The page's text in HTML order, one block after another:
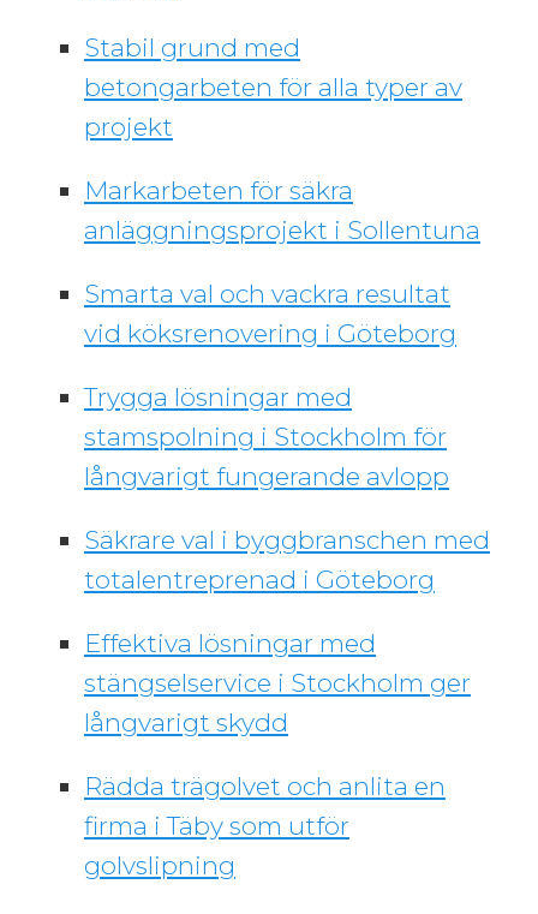
Stabil grund med
betongarbeten för alla typer av
projekt
Markarbeten för säkra
anläggningsprojekt i Sollentuna
Smarta val och vackra resultat
vid köksrenovering i Göteborg
Trygga lösningar med
stamspolning i Stockholm för
långvarigt fungerande avlopp
Säkrare val i byggbranschen med
totalentreprenad i Göteborg
Effektiva lösningar med
stängselservice i Stockholm ger
långvarigt skydd
Rädda trägolvet och anlita en
firma i Täby som utför
golvslipning